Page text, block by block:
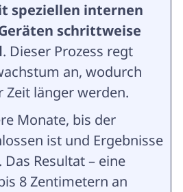
speziellen internen
schrittweise
. Dieser Prozess regt
an, wodurch
Zeit länger werden.
Monate, bis der
ist und Ergebnisse
Resultat – eine
8 Zentimetern an